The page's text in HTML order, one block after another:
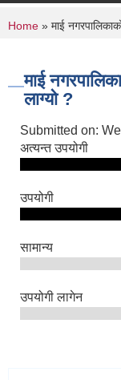
You are
Home » माई
माई
लाग्यो ?
Submitted on:
अत्यन्त उपयोगी
उपयोगी
सामान्य
उपयोगी लागेन